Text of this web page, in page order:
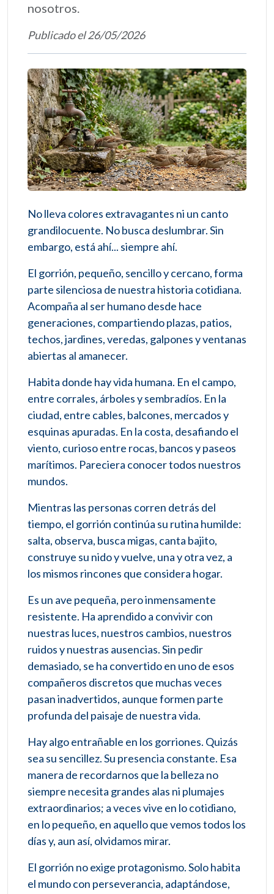
nosotros.
Publicado el 26/05/2026
No lleva colores extravagantes ni un canto
grandilocuente. No busca deslumbrar. Sin
embargo, está ahí... siempre ahí.
El gorrión, pequeño, sencillo y cercano, forma
parte silenciosa de nuestra historia cotidiana.
Acompaña al ser humano desde hace
generaciones, compartiendo plazas, patios,
techos, jardines, veredas, galpones y ventanas
abiertas al amanecer.
Habita donde hay vida humana. En el campo,
entre corrales, árboles y sembradíos. En la
ciudad, entre cables, balcones, mercados y
esquinas apuradas. En la costa, desafiando el
viento, curioso entre rocas, bancos y paseos
marítimos. Pareciera conocer todos nuestros
mundos.
Mientras las personas corren detrás del
tiempo, el gorrión continúa su rutina humilde:
salta, observa, busca migas, canta bajito,
construye su nido y vuelve, una y otra vez, a
los mismos rincones que considera hogar.
Es un ave pequeña, pero inmensamente
resistente. Ha aprendido a convivir con
nuestras luces, nuestros cambios, nuestros
ruidos y nuestras ausencias. Sin pedir
demasiado, se ha convertido en uno de esos
compañeros discretos que muchas veces
pasan inadvertidos, aunque formen parte
profunda del paisaje de nuestra vida.
Hay algo entrañable en los gorriones. Quizás
sea su sencillez. Su presencia constante. Esa
manera de recordarnos que la belleza no
siempre necesita grandes alas ni plumajes
extraordinarios; a veces vive en lo cotidiano,
en lo pequeño, en aquello que vemos todos los
días y, aun así, olvidamos mirar.
El gorrión no exige protagonismo. Solo habita
el mundo con perseverancia, adaptándose,